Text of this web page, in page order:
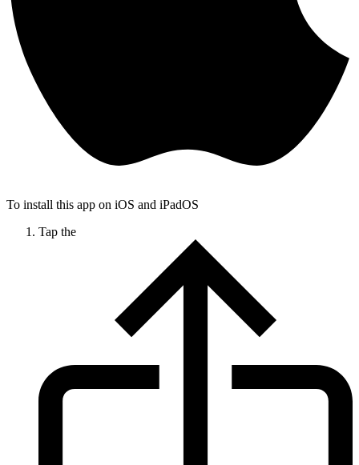
To install this app on iOS and iPadOS
Tap the